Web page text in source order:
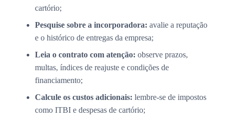
cartório;
Pesquise sobre a incorporadora: avalie a reputação
e o histórico de entregas da empresa;
Leia o contrato com atenção: observe prazos,
multas, índices de reajuste e condições de
financiamento;
Calcule os custos adicionais: lembre-se de impostos
como ITBI e despesas de cartório;